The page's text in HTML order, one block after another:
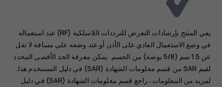
يفي المنتج بإرشادات التعرض للترددات اللاسلكية (RF) عند استعماله
في وضع الاستعمال العادي على الأذن أو عند وضعه على مسافة لا تقل
عن 1.5 سم (5/8 بوصة) من الجسم. يمكن معرفة الحد الأقصى المحدد
لقيم SAR من قسم معلومات الشهادة (SAR) في دليل المستخدم هذا.
لمزيد من المعلومات، راجع قسم معلومات الشهادة (SAR) في دليل